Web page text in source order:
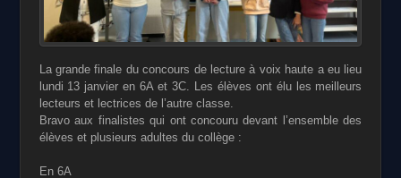
La grande finale du concours de lecture à voix haute a eu lieu
lundi 13 janvier en 6A et 3C. Les élèves ont élu les meilleurs
lecteurs et lectrices de l’autre classe.
Bravo aux finalistes qui ont concouru devant l’ensemble des
élèves et plusieurs adultes du collège :
En 6A